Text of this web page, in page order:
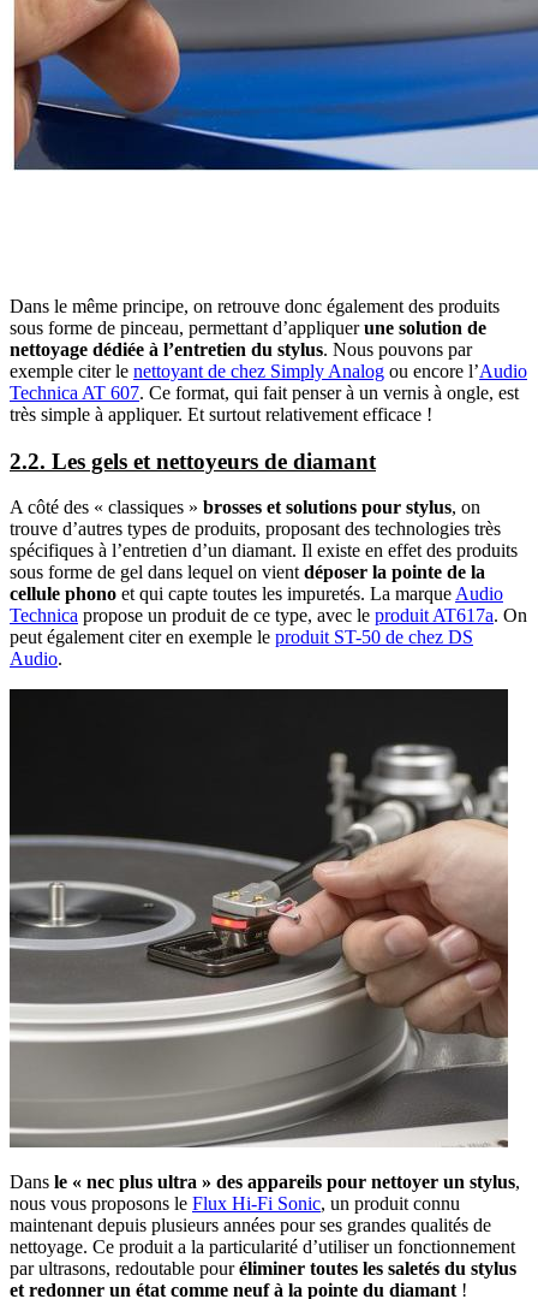
Dans le même principe, on retrouve donc également des produits
sous forme de pinceau, permettant d’appliquerune solution de
nettoyage dédiée à l’entretien du stylus. Nous pouvons par
exemple citer le nettoyant de chez Simply Analog ou encore l’Audio
Technica AT 607. Ce format, qui fait penser à un vernis à ongle, est
très simple à appliquer. Et surtout relativement efficace !
2.2. Les gels et nettoyeurs de diamant
A côté des « classiques » brosses et solutions pour stylus, on
trouve d’autres types de produits, proposant des technologies très
spécifiques à l’entretien d’un diamant. Il existe en effet des produits
sous forme de gel dans lequel on vient déposer la pointe de la
cellule phono et qui capte toutes les impuretés. La marque Audio
Technica propose un produit de ce type, avec le produit AT617a. On
peut également citer en exemple le produit ST-50 de chez DS
Audio.
Dans le « nec plus ultra » des appareils pour nettoyer un stylus,
nous vous proposons le Flux Hi-Fi Sonic, un produit connu
maintenant depuis plusieurs années pour ses grandes qualités de
nettoyage. Ce produit a la particularité d’utiliser un fonctionnement
par ultrasons, redoutable pouréliminer toutes les saletés du stylus
et redonner un état comme neuf à la pointe du diamant !